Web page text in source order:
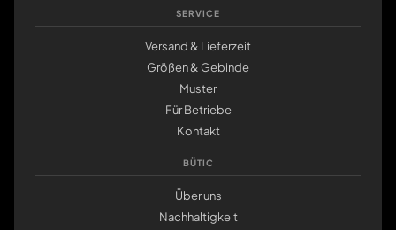
SERVICE
Versand & Lieferzeit
Größen & Gebinde
Muster
Für Betriebe
Kontakt
BÜTIC
Über uns
Nachhaltigkeit